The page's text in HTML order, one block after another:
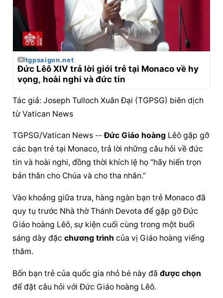
tgpsaigon.net
Đức Lêô XIV trả lời giới trẻ tại Monaco về hy
vọng, hoài nghi và đức tin
Tác giả: Joseph Tulloch Xuân Đại (TGPSG) biên dịch
từ Vatican News
TGPSG/Vatican News -- Đức Giáo hoàng Lêô gặp gỡ
các bạn trẻ tại Monaco, trả lời những câu hỏi về đức
tin và hoài nghi, đồng thời khích lệ họ “hãy hiến trọn
bản thân cho Chúa và cho tha nhân.”
Vào khoảng giữa trưa, hàng ngàn bạn trẻ Monaco đã
quy tụ trước Nhà thờ Thánh Devota để gặp gỡ Đức
Giáo hoàng Lêô, sự kiện cuối cùng trong một buổi
sáng dày đặc chương trình của vị Giáo hoàng viếng
thăm.
Bốn bạn trẻ của quốc gia nhỏ bé này đã được chọn
để đặt câu hỏi với Đức Giáo hoàng Lêô.